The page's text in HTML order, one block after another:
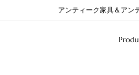
アンティーク家具＆アン